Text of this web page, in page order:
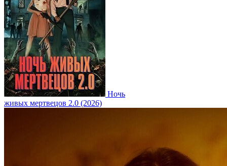
Ночь
живых мертвецов 2.0 (2026)